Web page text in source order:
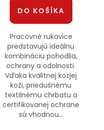
DO KOŠÍKA
Pracovné rukavice
predstavujú ideálnu
kombináciu pohodlia,
ochrany a odolnosti.
Vďaka kvalitnej kozjej
koži, priedušnému
textilnému chrbatu a
certifikovanej ochrane
sú vhodnou...